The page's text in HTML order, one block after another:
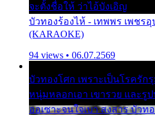
จะตั้งชื่อให้ ว่าไอ้บังเอิญ
บัวทองร้องไห้ - เทพพร เพชร
(KARAOKE)
94 views • 06.07.2569
บัวทองโศก เพราะเป็นโรครั
หนุ่มหลอกเอา เขารวย และรู
ออเซาะจนใจเบา สงสาร บัวท